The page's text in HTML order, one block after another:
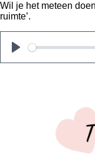
Wil je het meteen
ruimte’.
P